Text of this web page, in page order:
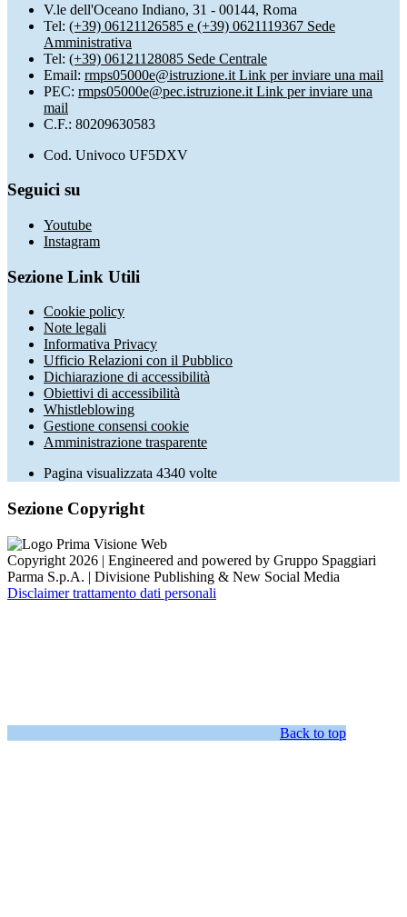
V.le dell'Oceano Indiano, 31 - 00144, Roma
Tel: (+39) 06121126585 e (+39) 0621119367 Sede
Amministrativa
Tel: (+39) 06121128085 Sede Centrale
Email: rmps05000e@istruzione.it Link per inviare una mail
PEC: rmps05000e@pec.istruzione.it Link per inviare una
mail
C.F.: 80209630583
Cod. Univoco UF5DXV
Seguici su
Youtube
Instagram
Sezione Link Utili
Cookie policy
Note legali
Informativa Privacy
Ufficio Relazioni con il Pubblico
Dichiarazione di accessibilità
Obiettivi di accessibilità
Whistleblowing
Gestione consensi cookie
Amministrazione trasparente
Pagina visualizzata 4340 volte
Sezione Copyright
Copyright 2026 | Engineered and powered by Gruppo Spaggiari
Parma S.p.A. | Divisione Publishing & New Social Media
Disclaimer trattamento dati personali
Back to top